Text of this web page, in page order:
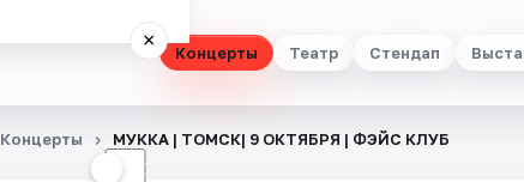
Концерты Театр Стендап
×
☾
Концерты МУККА | ТОМСК| 9 ОКТЯБРЯ | ФЭЙС КЛУБ